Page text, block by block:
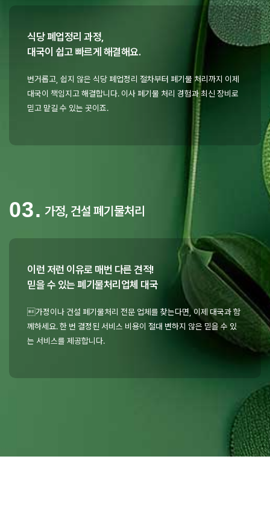
식당 폐업정리 과정,
대국이 쉽고 빠르게 해결해요.
번거롭고, 쉽지 않은 식당 폐업정리 절차부터 폐기물 처리까지 이제
대국이 책임지고 해결합니다. 이사 폐기물 처리 경험과 최신 장비로
믿고 맡길 수 있는 곳이죠.
03. 가정, 건설 폐기물처리
이런 저런 이유로 매번 다른 견적!
믿을 수 있는 폐기물처리업체 대국
가정이나 건설 폐기물처리 전문 업체를 찾는다면, 이제 대국과 함
께하세요. 한 번 결정된 서비스 비용이 절대 변하지 않은 믿을 수 있
는 서비스를 제공합니다.